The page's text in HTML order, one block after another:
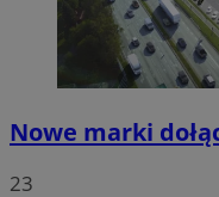
Nowe marki
23